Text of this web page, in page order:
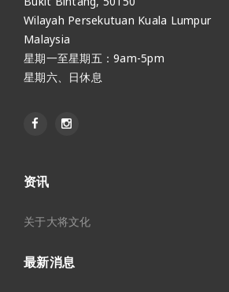
Wilayah Persekutuan Kuala Lumpur
Malaysia
星期一至星期五：9am-5pm
星期六、日休息
资讯
关于大将文化
最新消息